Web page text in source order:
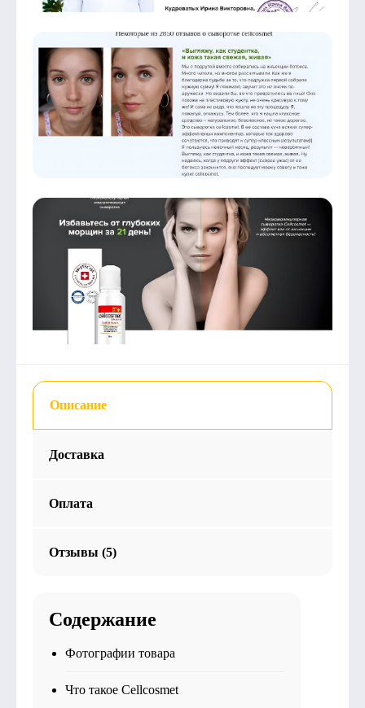
Описание
Доставка
Оплата
Отзывы (5)
Содержание
Фотографии товара
Что такое Cellcosmet